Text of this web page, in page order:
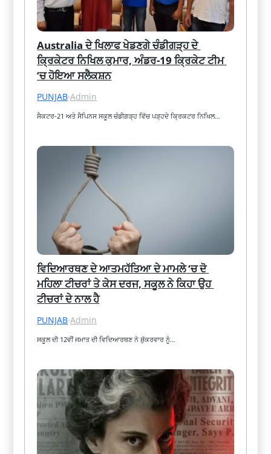
Australia ਦੇ ਖਿਲਾਫ ਖੇਡਣਗੇ ਚੰਡੀਗੜ੍ਹ ਦੇ
ਕ੍ਰਿਕੇਟਰ ਨਿਖਿਲ ਕੁਮਾਰ, ਅੰਡਰ-19 ਕ੍ਰਿਕੇਟ ਟੀਮ
‘ਚ ਹੋਇਆ ਸਲੈਕਸ਼ਨ
PUNJAB·Admin
ਸੈਕਟਰ-21 ਅਤੇ ਸੈਪਿਨਸ ਸਕੂਲ ਚੰਡੀਗੜ੍ਹ ਵਿੱਚ ਪੜ੍ਹਦੇ ਕ੍ਰਿਕਟਰ ਨਿਖਿਲ…
ਵਿਦਿਆਰਥਣ ਦੇ ਆਤਮਹੱਤਿਆ ਦੇ ਮਾਮਲੇ ‘ਚ ਦੋ
ਮਹਿਲਾ ਟੀਚਰਾਂ ਤੇ ਕੇਸ ਦਰਜ, ਸਕੂਲ ਨੇ ਕਿਹਾ ਉਹ
ਟੀਚਰਾਂ ਦੇ ਨਾਲ ਹੈ
PUNJAB·Admin
ਸਕੂਲ ਦੀ 12ਵੀਂ ਜਮਾਤ ਦੀ ਵਿਦਿਆਰਥਣ ਨੇ ਸ਼ੁੱਕਰਵਾਰ ਨੂੰ…